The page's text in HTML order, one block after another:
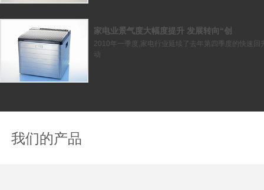
家电业景气度大幅度提升 发展转向“创
2010年一季度,家电行业延续了去年第四季度的快速回
动
我们的产品